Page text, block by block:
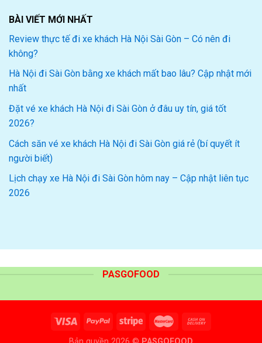
BÀI VIẾT MỚI NHẤT
Review thực tế đi xe khách Hà Nội Sài Gòn – Có nên đi
không?
Hà Nội đi Sài Gòn bằng xe khách mất bao lâu? Cập nhật mới
nhất
Đặt vé xe khách Hà Nội đi Sài Gòn ở đâu uy tín, giá tốt
2026?
Cách săn vé xe khách Hà Nội đi Sài Gòn giá rẻ (bí quyết ít
người biết)
Lịch chạy xe Hà Nội đi Sài Gòn hôm nay – Cập nhật liên tục
2026
PASGOFOOD